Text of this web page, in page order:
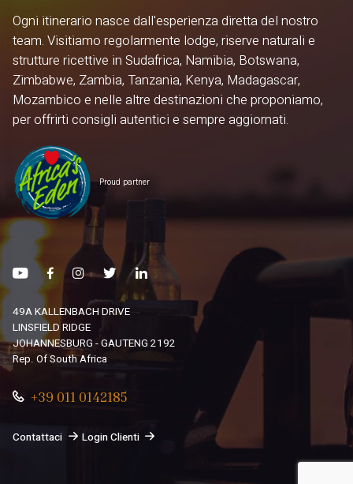
Ogni itinerario nasce dall'esperienza diretta del nostro
team. Visitiamo regolarmente lodge, riserve naturali e
strutture ricettive in Sudafrica, Namibia, Botswana,
Zimbabwe, Zambia, Tanzania, Kenya, Madagascar,
Mozambico e nelle altre destinazioni che proponiamo,
per offrirti consigli autentici e sempre aggiornati.
Proud partner
49A KALLENBACH DRIVE
LINSFIELD RIDGE
JOHANNESBURG - GAUTENG 2192
Rep. Of South Africa
+39 011 0142185
Contattaci Login Clienti